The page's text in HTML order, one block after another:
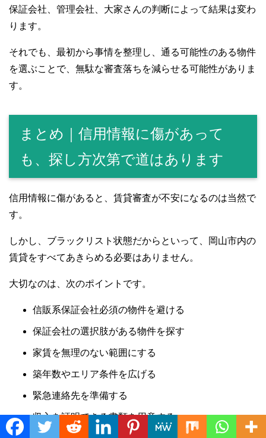
保証会社、管理会社、大家さんの判断によって結果は変わ
ります。
それでも、最初から事情を整理し、通る可能性のある物件
を選ぶことで、無駄な審査落ちを減らせる可能性がありま
す。
まとめ｜信用情報に傷があって
も、探し方次第で道はあります
信用情報に傷があると、賃貸審査が不安になるのは当然で
す。
しかし、ブラックリスト状態だからといって、岡山市内の
賃貸をすべてあきらめる必要はありません。
大切なのは、次のポイントです。
信販系保証会社必須の物件を避ける
保証会社の選択肢がある物件を探す
家賃を無理のない範囲にする
築年数やエリア条件を広げる
緊急連絡先を準備する
収入を証明できる書類を用意する
Translate »